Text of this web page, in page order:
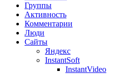
Группы
Активность
Комментарии
Люди
Сайты
Яндекс
InstantSoft
InstantVideo